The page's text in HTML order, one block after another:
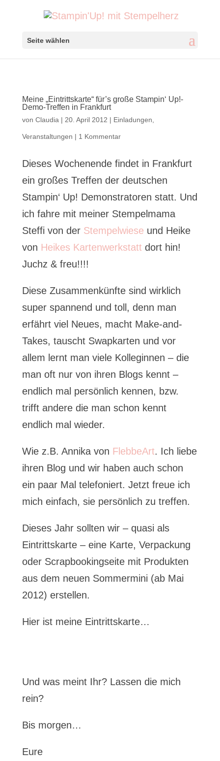
Seite wählen
Meine „Eintrittskarte“ für’s große Stampin‘ Up!-
Demo-Treffen in Frankfurt
von Claudia | 20. April 2012 | Einladungen
Veranstaltungen | 1 Kommentar
Dieses Wochenende findet in Frankfurt
ein großes Treffen der deutschen
Stampin‘ Up! Demonstratoren statt. Und
ich fahre mit meiner Stempelmama
Steffi von der Stempelwiese und Heike
von Heikes Kartenwerkstatt dort hin!
Juchz & freu!!!!
Diese Zusammenkünfte sind wirklich
super spannend und toll, denn man
erfährt viel Neues, macht Make-and-
Takes, tauscht Swapkarten und vor
allem lernt man viele Kolleginnen – die
man oft nur von ihren Blogs kennt –
endlich mal persönlich kennen, bzw.
trifft andere die man schon kennt
endlich mal wieder.
Wie z.B. Annika von FlebbeArt. Ich liebe
ihren Blog und wir haben auch schon
ein paar Mal telefoniert. Jetzt freue ich
mich einfach, sie persönlich zu treffen.
Dieses Jahr sollten wir – quasi als
Eintrittskarte – eine Karte, Verpackung
oder Scrapbookingseite mit Produkten
aus dem neuen Sommermini (ab Mai
2012) erstellen.
Hier ist meine Eintrittskarte…
Und was meint Ihr? Lassen die mich
rein?
Bis morgen…
Eure